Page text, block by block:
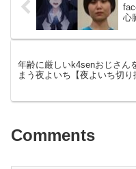
心
年齢に厳しいk4senおじさん
まう夜よいち【夜よいち切り
Comments